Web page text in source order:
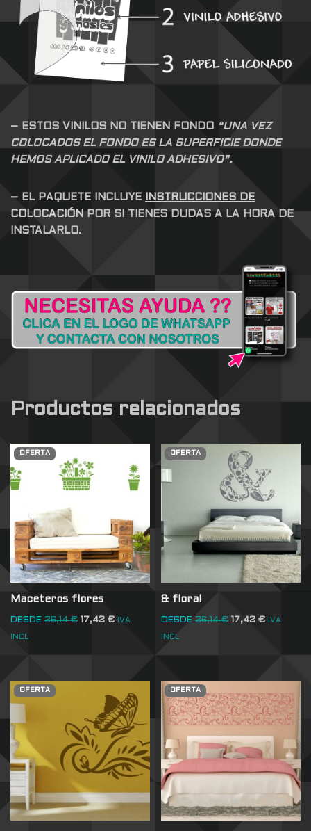
– ESTOS VINILOS NO TIENEN FONDO “UNA VEZ
COLOCADOS EL FONDO ES LA SUPERFICIE DONDE
HEMOS APLICADO EL VINILO ADHESIVO”.
– EL PAQUETE INCLUYE
INSTRUCCIONES DE
COLOCACIÓN
POR SI TIENES DUDAS A LA HORA DE
INSTALARLO.
Productos relacionados
OFERTA
Maceteros flores
DESDE 26,14€ 17,42 € IVA
INCL
OFERTA
& floral
DESDE 26,14€ 17,42€ IVA
INCL
OFERTA OFERTA